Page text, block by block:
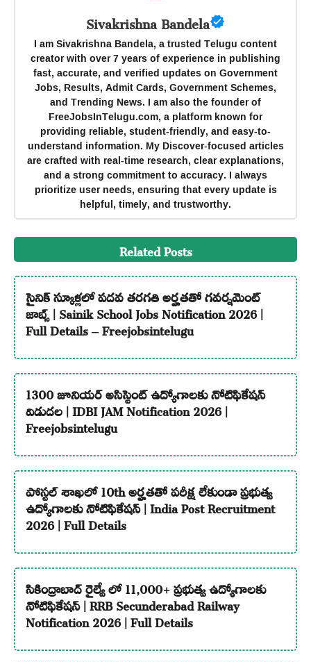
Sivakrishna Bandela
I am Sivakrishna Bandela, a trusted Telugu content
creator with over 7 years of experience in publishing
fast, accurate, and verified updates on Government
Jobs, Results, Admit Cards, Government Schemes,
and Trending News. I am also the founder of
FreeJobsInTelugu.com, a platform known for
providing reliable, student-friendly, and easy-to-
understand information. My Discover-focused articles
are crafted with real-time research, clear explanations,
and a strong commitment to accuracy. I always
prioritize user needs, ensuring that every update is
helpful, timely, and trustworthy.
Related Posts
సైనిక్ స్కూళ్లలో పదవ తరగతి అర్హతతో గవర్నమెంట్
జాబ్స్ | Sainik School Jobs Notification 2026 |
Full Details – Freejobsintelugu
1300 జూనియర్ అసిస్టెంట్ ఉద్యోగాలకు నోటిఫికేషన్
విడుదల | IDBI JAM Notification 2026 |
Freejobsintelugu
పోస్టల్ శాఖలో 10th అర్హతతో పరీక్ష లేకుండా ప్రభుత్వ
ఉద్యోగాలకు నోటిఫికేషన్ | India Post Recruitment
2026 | Full Details
సికింద్రాబాద్ రైల్వే లో 11,000+ ప్రభుత్వ ఉద్యోగాలకు
నోటిఫికేషన్ | RRB Secunderabad Railway
Notification 2026 | Full Details